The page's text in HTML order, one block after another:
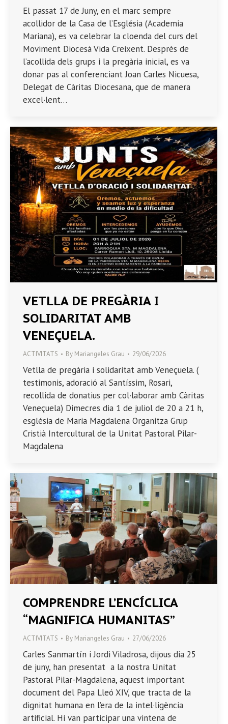
El passat 17 de Juny, en el marc sempre
acollidor de la Casa de l’Església (Academia
Mariana), es va celebrar la cloenda del curs del
Moviment Diocesà Vida Creixent. Desprès de
l’acollida dels grups i la pregària inicial, es va
donar pas al conferenciant Joan Carles Nicuesa,
Delegat de Càritas Diocesana, que de manera
excel·lent…
VETLLA DE PREGÀRIA I
SOLIDARITAT AMB
VENEÇUELA.
ACTIVITATS By Mariangeles Grau 29/06/2026
Vetlla de pregària i solidaritat amb Veneçuela. (
testimonis, adoració al Santíssim, Rosari,
recollida de donatius per col·laborar amb Càritas
Veneçuela) Dimecres dia 1 de juliol de 20 a 21 h,
església de Maria Magdalena Organitza Grup
Cristià Intercultural de la Unitat Pastoral Pilar-
Magdalena
COMPRENDRE L’ENCÍCLICA
“MAGNIFICA HUMANITAS”
ACTIVITATS By Mariangeles Grau 27/06/2026
Carles Sanmartín i Jordi Viladrosa, dijous dia 25
de juny, han presentat a la nostra Unitat
Pastoral Pilar-Magdalena, aquest important
document del Papa Lleó XIV, que tracta de la
dignitat humana en l’era de la intel·ligència
artificial. Hi van participar una vintena de